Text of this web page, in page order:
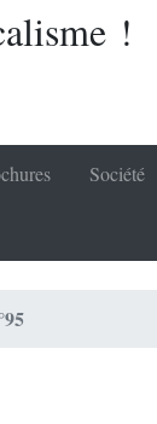
!
Société